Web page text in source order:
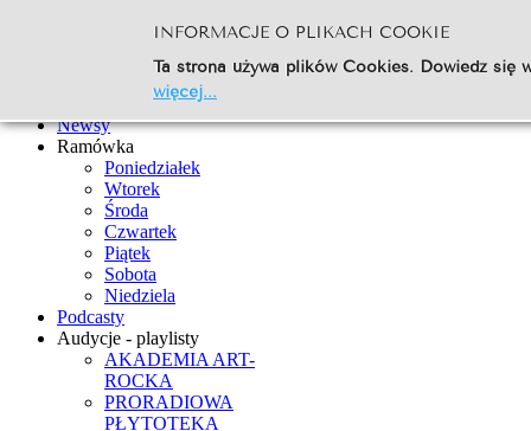
Go
Strona Główna
Newsy
Ramówka
Poniedziałek
Wtorek
Środa
Czwartek
Piątek
Sobota
Niedziela
Podcasty
Audycje - playlisty
AKADEMIA ART-
ROCKA
PRORADIOWA
PŁYTOTEKA
INFORMACJE O PLIKACH COOKIE
Ta strona używa plików Cookies. Dowiedz
więcej...